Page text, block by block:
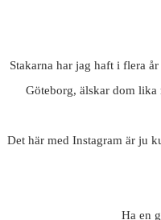
Stakarna har jag haft i flera
Göteborg, älskar dom
Det här med Instagram är ju
Ha en